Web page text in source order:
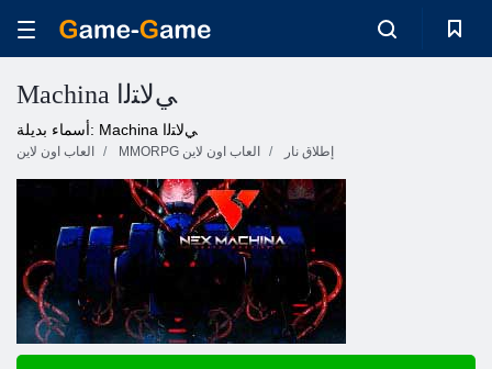
Machina ﻲﻟﺎﺘﻟﺍ
أسماء بديلة: Machina ﻲﻟﺎﺘﻟﺍ
العاب اون لاين MMORPG العاب اون لاين إطلاق نار